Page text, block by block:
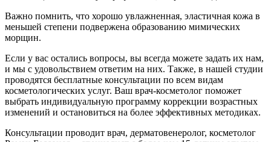
Важно помнить, что хорошо увлажненная, эластичная кожа в
меньшей степени подвержена образованию мимических
морщин.
Если у вас остались вопросы, вы всегда можете задать их нам,
и мы с удовольствием ответим на них. Также, в нашей студии
проводятся бесплатные консультации по всем видам
косметологических услуг. Ваш врач-косметолог поможет
выбрать индивидуальную программу коррекции возрастных
изменений и остановиться на более эффективных методиках.
Консультации проводит врач, дерматовенеролог, косметолог